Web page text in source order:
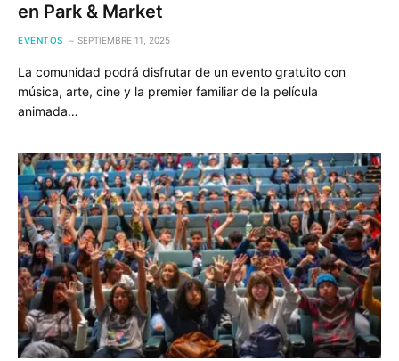
en Park & Market
EVENTOS SEPTIEMBRE 11, 2025
La comunidad podrá disfrutar de un evento gratuito con
música, arte, cine y la premier familiar de la película
animada…